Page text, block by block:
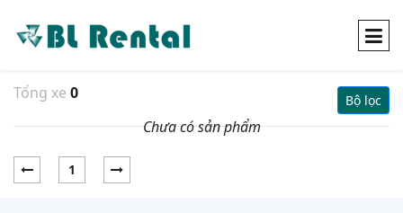
Tổng xe 0 Bộ lọc
Chưa có sản phẩm
1